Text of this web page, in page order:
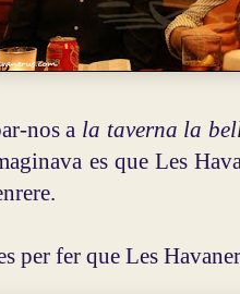
nos a la taverna la
es que Les
per fer que Les